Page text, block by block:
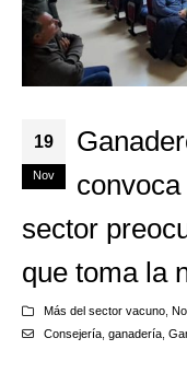
19
Nov
sector
que toma la
Más del sector vacuno,
Consejería, ganadería,